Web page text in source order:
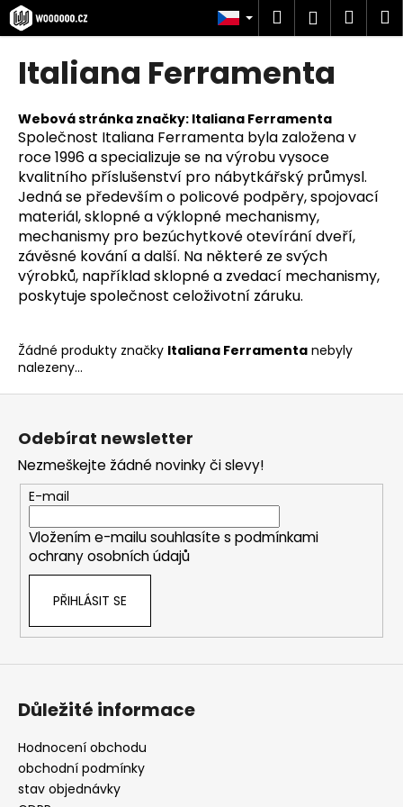
Přejít
na
obsah
Hledat
Italiana Ferramenta
Webová stránka značky: Italiana Ferramenta
Společnost Italiana Ferramenta byla založena v
roce 1996 a specializuje se na výrobu vysoce
kvalitního příslušenství pro nábytkářský průmysl.
Jedná se především o policové podpěry, spojovací
materiál, sklopné a výklopné mechanismy,
mechanismy pro bezúchytkové otevírání dveří,
závěsné kování a další. Na některé ze svých
výrobků, například sklopné a zvedací mechanismy,
poskytuje společnost celoživotní záruku.
Žádné produkty značky Italiana Ferramenta nebyly
nalezeny...
K
o
o
p
o
t
ř
e
b
u
j
t
e
n
a
j
í
?
o
o
r
u
Z
Odebírat newsletter
Nezmeškejte žádné novinky či slevy!
E-mail
Vložením e-mailu souhlasíte s podmínkami
ochrany osobních údajů
PŘIHLÁSIT SE
Důležité informace
Hodnocení obchodu
obchodní podmínky
stav objednávky